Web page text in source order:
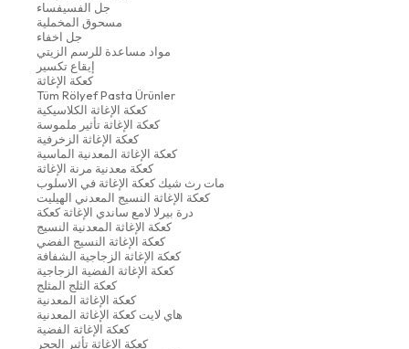
جل الفسيفساء
مسحوق المخملية
جل اخفاء
مواد مساعدة للرسم الزيتي
إيقاع تكسير
كعكة الإغاثة
Tüm Rölyef Pasta Ürünler
كعكة الإغاثة الكلاسيكية
كعكة الإغاثة تأثير ملموسة
كعكة الإغاثة الزخرفية
كعكة الإغاثة المعدنية الماسية
كعكة معدنية مرنة الإغاثة
مات رث شيك كعكة الإغاثة في الاسلوب
كعكة الإغاثة النسيج المعدني الهيليت
درة بيرلا لامع ساندي الإغاثة كعكة
كعكة الإغاثة المعدنية النسيج
كعكة الإغاثة النسيج الفضي
كعكة الإغاثة الزجاجية الشفافة
كعكة الإغاثة الفضية الزجاجية
كعكة الثلج المثلج
كعكة الإغاثة المعدنية
هاي لايت كعكة الإغاثة المعدنية
كعكة الإغاثة الفضية
كعكة الإغاثة تأثير الحجر